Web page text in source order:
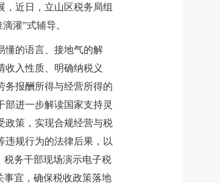
近日，立山区税务局组
灌”式辅导。
懂的语言、接地气的解
收入性质、明确纳税义
务报酬所得与经营所得的
进一步解读国家支持灵
政策，实现合规经营与税
违规行为的法律后果，以
税务干部现场演示电子税
事宜，确保税收政策落地